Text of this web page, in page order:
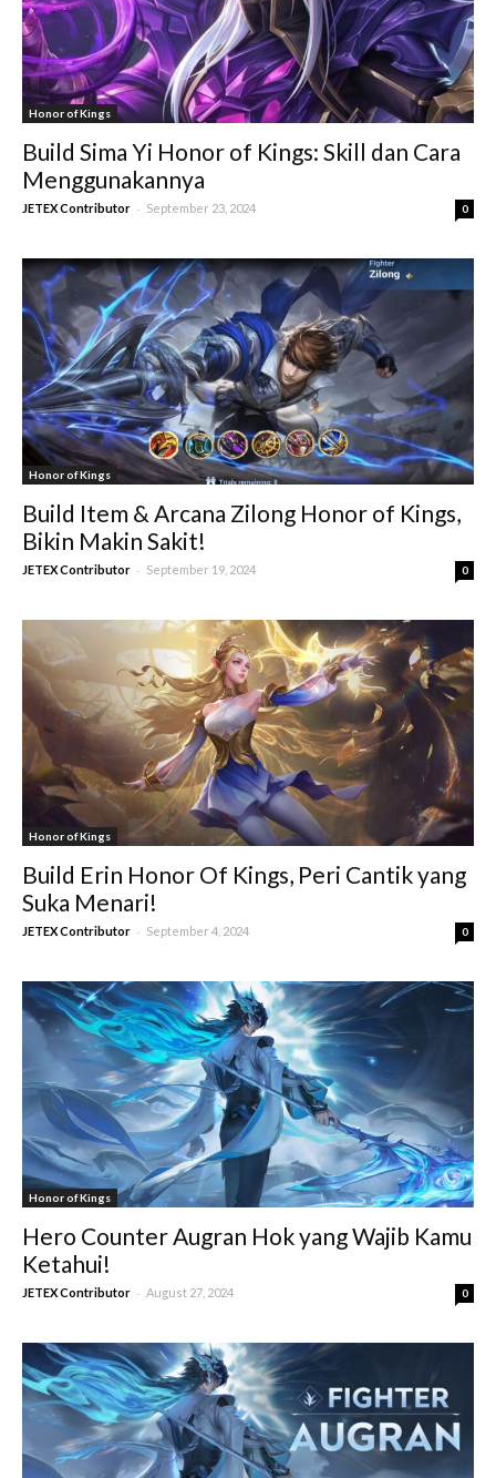
Honor of Kings
Build Sima Yi Honor of Kings: Skill dan Cara
Menggunakannya
JETEX Contributor - September 23, 2024 0
Honor of Kings
Build Item & Arcana Zilong Honor of Kings,
Bikin Makin Sakit!
JETEX Contributor - September 19, 2024 0
Honor of Kings
Build Erin Honor Of Kings, Peri Cantik yang
Suka Menari!
JETEX Contributor - September 4, 2024 0
Honor of Kings
Hero Counter Augran Hok yang Wajib Kamu
Ketahui!
JETEX Contributor - August 27, 2024 0